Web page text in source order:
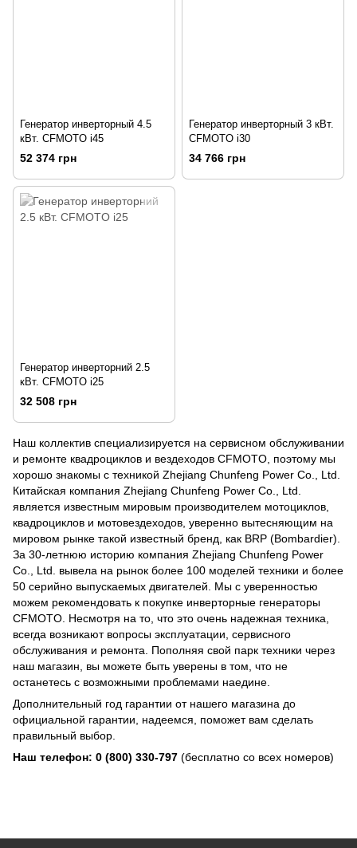
Генератор инверторный 4.5
кВт. CFMOTO i45
52 374 грн
Генератор инверторный 3 кВт.
CFMOTO i30
34 766 грн
Генератор инверторний 2.5
кВт. CFMOTO i25
32 508 грн
Наш коллектив специализируется на сервисном обслуживании
и ремонте квадроциклов и вездеходов CFMOTO, поэтому мы
хорошо знакомы с техникой Zhejiang Chunfeng Power Co., Ltd.
Китайская компания Zhejiang Chunfeng Power Co., Ltd.
является известным мировым производителем мотоциклов,
квадроциклов и мотовездеходов, уверенно вытесняющим на
мировом рынке такой известный бренд, как BRP (Bombardier).
За 30-летнюю историю компания Zhejiang Chunfeng Power
Co., Ltd. вывела на рынок более 100 моделей техники и более
50 серийно выпускаемых двигателей. Мы с уверенностью
можем рекомендовать к покупке инверторные генераторы
CFMOTO. Несмотря на то, что это очень надежная техника,
всегда возникают вопросы эксплуатации, сервисного
обслуживания и ремонта. Пополняя свой парк техники через
наш магазин, вы можете быть уверены в том, что не
останетесь с возможными проблемами наедине.
Дополнительный год гарантии от нашего магазина до
официальной гарантии, надеемся, поможет вам сделать
правильный выбор.
Наш телефон: 0 (800) 330-797 (бесплатно со всех номеров)